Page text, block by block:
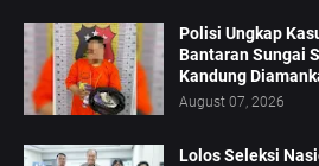
Polisi Ungkap
Bantaran Sungai
Kandung
August 07, 2026
Lolos Seleksi